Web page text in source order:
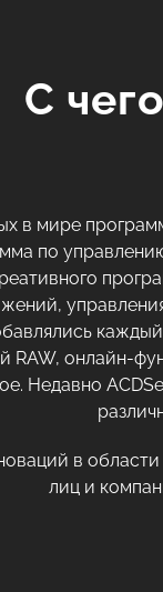
С
в мире
по
RAW, онлайн-
Недавно
в
лиц и